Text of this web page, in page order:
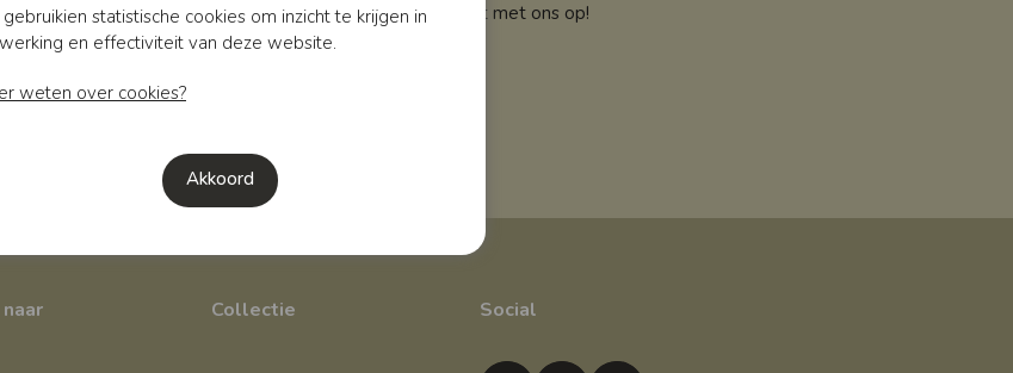
Neem dan gerust contact met ons op!
Collectie Social
statistische cookies om inzicht te krijgen in
en effectiviteit van deze website.
weten over cookies?
Akkoord